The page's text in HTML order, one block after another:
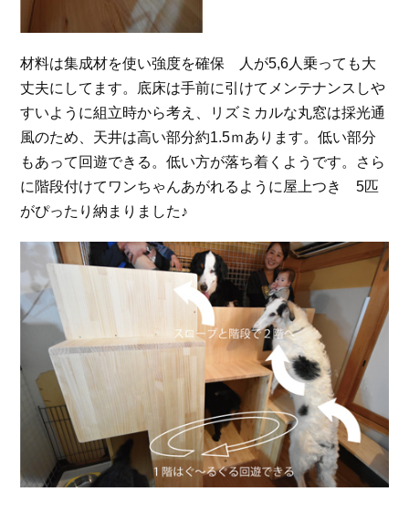
材料は集成材を使い強度を確保 人が5,6人乗っても大
丈夫にしてます。底床は手前に引けてメンテナンスしや
すいように組立時から考え、リズミカルな丸窓は採光通
風のため、天井は高い部分約1.5ｍあります。低い部分
もあって回遊できる。低い方が落ち着くようです。さら
に階段付けてワンちゃんあがれるように屋上つき 5匹
がぴったり納まりました♪